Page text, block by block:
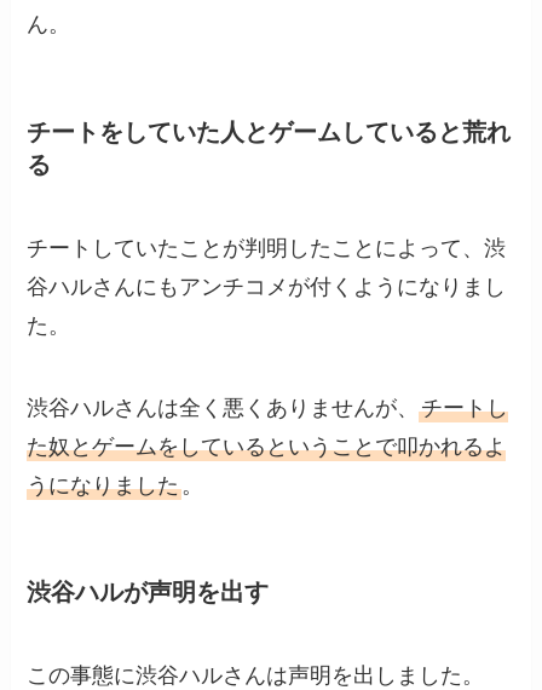
ん。
チートをしていた人とゲームしていると荒れ
る
チートしていたことが判明したことによって、渋
谷ハルさんにもアンチコメが付くようになりまし
た。
渋谷ハルさんは全く悪くありませんが、チートし
た奴とゲームをしているということで叩かれるよ
うになりました。
渋谷ハルが声明を出す
この事態に渋谷ハルさんは声明を出しました。